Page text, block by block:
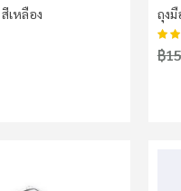
เหลือง ถุง
คะแ
฿